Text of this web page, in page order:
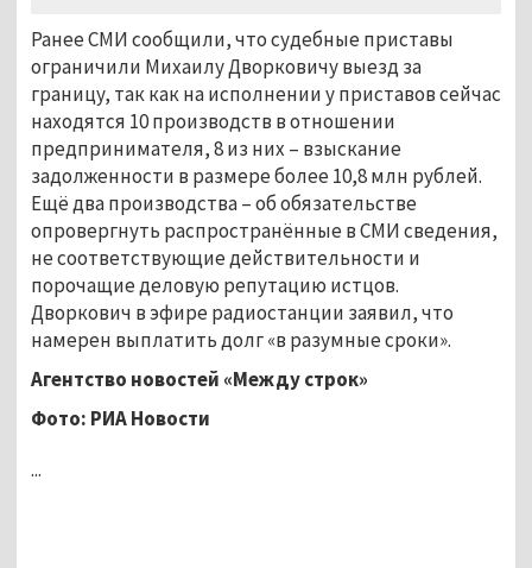
Ранее СМИ сообщили, что судебные приставы
ограничили Михаилу Дворковичу выезд за
границу, так как на исполнении у приставов сейчас
находятся 10 производств в отношении
предпринимателя, 8 из них – взыскание
задолженности в размере более 10,8 млн рублей.
Ещё два производства – об обязательстве
опровергнуть распространённые в СМИ сведения,
не соответствующие действительности и
порочащие деловую репутацию истцов.
Дворкович в эфире радиостанции заявил, что
намерен выплатить долг «в разумные сроки».
Агентство новостей «Между строк»
Фото: РИА Новости
...